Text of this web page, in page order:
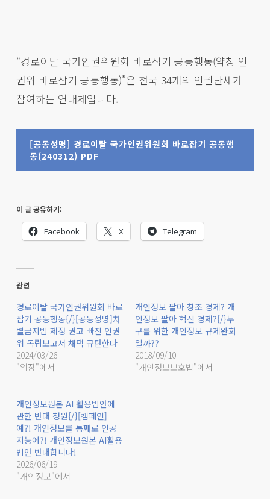
“경로이탈 국가인권위원회 바로잡기 공동행동(약칭 인
권위 바로잡기 공동행동)”은 전국 34개의 인권단체가
참여하는 연대체입니다.
[공동성명] 경로이탈 국가인권위원회 바로잡기 공동행
동(240312) PDF
이 글 공유하기:
Facebook X Telegram
관련
경로이탈 국가인권위원회 바로
잡기 공동행동{/}[공동성명]차
별금지법 제정 권고 빠진 인권
위 독립보고서 채택 규탄한다
2024/03/26
"입장"에서
개인정보 팔아 창조 경제? 개
인정보 팔아 혁신 경제?{/}누
구를 위한 개인정보 규제완화
일까??
2018/09/10
"개인정보보호법"에서
개인정보원본 AI 활용법안에
관한 반대 청원{/}[캠페인]
예?! 개인정보를 통째로 인공
지능에?! 개인정보원본 AI활용
법안 반대합니다!
2026/06/19
"개인정보"에서